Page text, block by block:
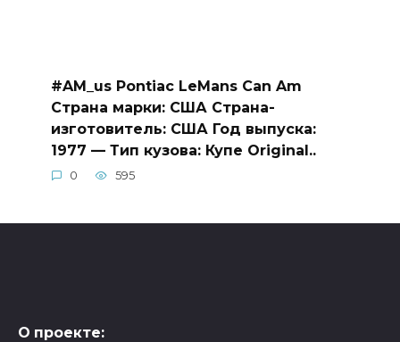
#AM_us Pontiac LeMans Can Am
Страна марки: США Страна-
изготовитель: США Год выпуска:
1977 — Тип кузова: Купе Original..
0 595
О проекте: